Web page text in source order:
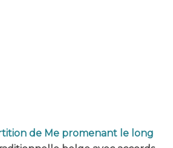
de Me promenant le long